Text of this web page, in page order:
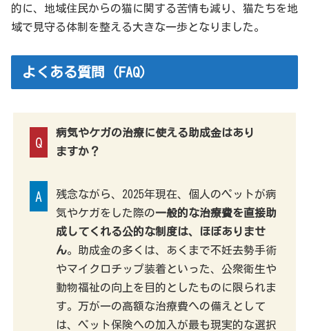
的に、地域住民からの猫に関する苦情も減り、猫たちを地
域で見守る体制を整える大きな一歩となりました。
よくある質問（FAQ）
Q
病気やケガの治療に使える助成金はあり
ますか？
A
残念ながら、2025年現在、個人のペットが病
気やケガをした際の一般的な治療費を直接助
成してくれる公的な制度は、ほぼありませ
ん。助成金の多くは、あくまで不妊去勢手術
やマイクロチップ装着といった、公衆衛生や
動物福祉の向上を目的としたものに限られま
す。万が一の高額な治療費への備えとして
は、ペット保険への加入が最も現実的な選択